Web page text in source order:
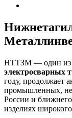
НТТЗМ — один из
электросварных
году, продолжает
промышленных,
России и
изделиях